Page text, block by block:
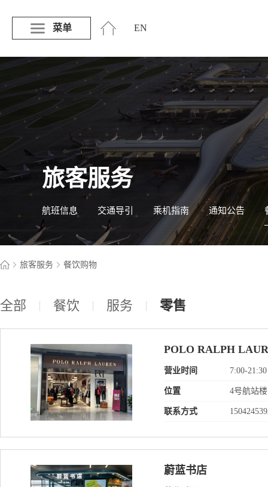
菜单 EN
旅客服务
航班信息 交通导引 乘机指南 通知公告
旅客服务 餐饮购物
全部 餐饮 服务 零售
POLO RALPH
营业时间 7:00-21:30
位置 4号航站
联系方式
蔚蓝书店